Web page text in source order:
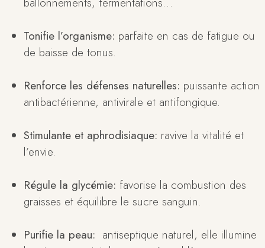
Tonifie l’organisme: parfaite en cas de fatigue ou
de baisse de tonus.
Renforce les défenses naturelles: puissante action
antibactérienne, antivirale et antifongique.
Stimulante et aphrodisiaque: ravive la vitalité et
l’envie.
Régule la glycémie: favorise la combustion des
graisses et équilibre le sucre sanguin.
Purifie la peau: antiseptique naturel, elle illumine